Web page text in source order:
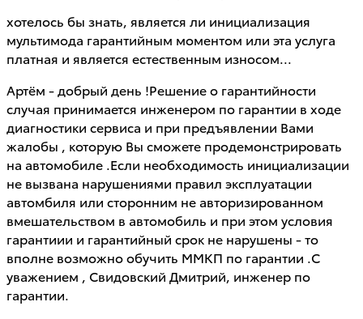
хотелось бы знать, является ли инициализация
мультимода гарантийным моментом или эта услуга
платная и является естественным износом...
Артём - добрый день !Решение о гарантийности
случая принимается инженером по гарантии в ходе
диагностики сервиса и при предъявлении Вами
жалобы , которую Вы сможете продемонстрировать
на автомобиле .Если необходимость инициализации
не вызвана нарушениями правил эксплуатации
автомбиля или сторонним не авторизированном
вмешательством в автомобиль и при этом условия
гарантиии и гарантийный срок не нарушены - то
вполне возможно обучить ММКП по гарантии .С
уважением , Свидовский Дмитрий, инженер по
гарантии.